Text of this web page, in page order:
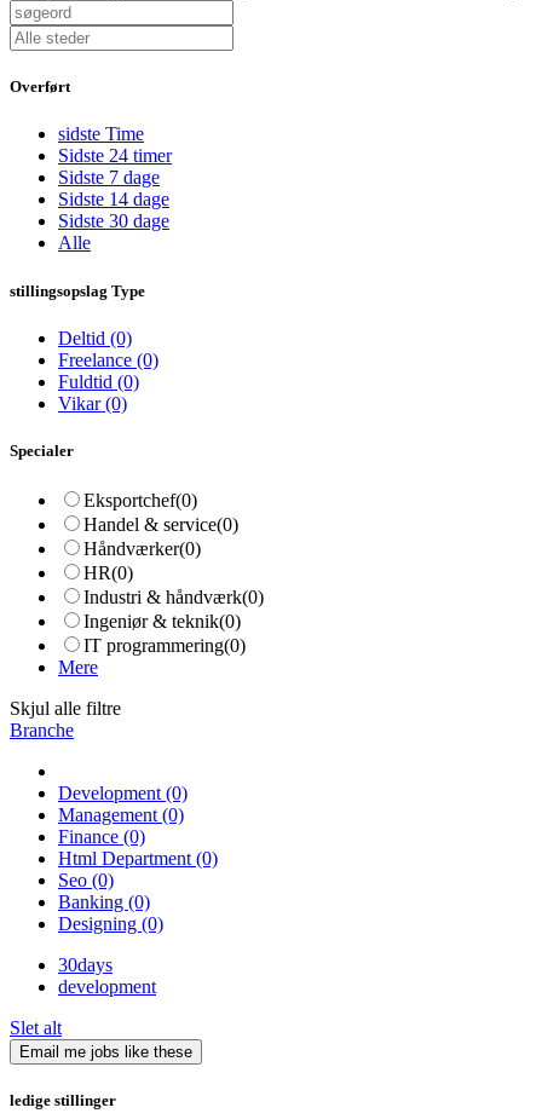
Overført
sidste Time
Sidste 24 timer
Sidste 7 dage
Sidste 14 dage
Sidste 30 dage
Alle
stillingsopslag Type
Deltid (0)
Freelance (0)
Fuldtid (0)
Vikar(0)
Specialer
Eksportchef(0)
Handel & service(0)
Håndværker(0)
HR(0)
Industri & håndværk(0)
Ingeniør & teknik(0)
IT programmering(0)
Mere
Skjul alle filtre
Branche
Development (0)
Management (0)
Finance (0)
Html Department (0)
Seo (0)
Banking (0)
Designing (0)
30days
development
Slet alt
Email me jobs like these
ledige stillinger